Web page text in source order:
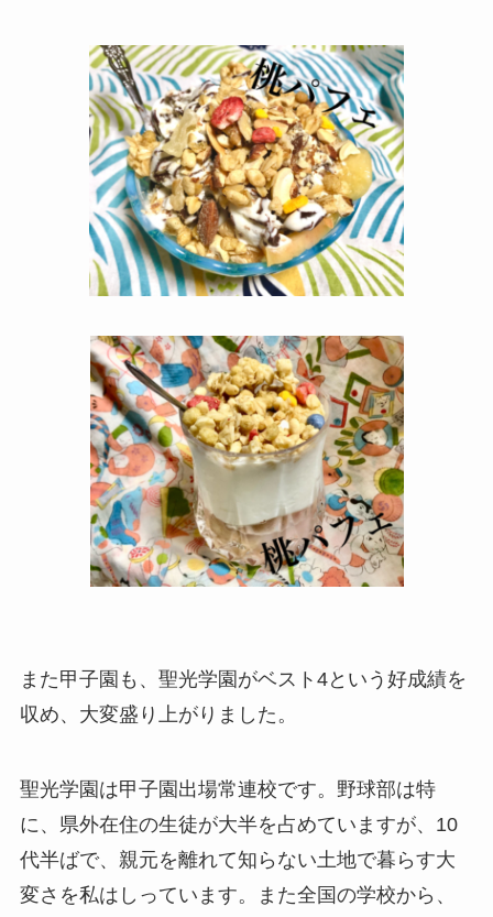
また甲子園も、聖光学園がベスト4という好成績を
収め、大変盛り上がりました。
聖光学園は甲子園出場常連校です。野球部は特
に、県外在住の生徒が大半を占めていますが、10
代半ばで、親元を離れて知らない土地で暮らす大
変さを私はしっています。また全国の学校から、